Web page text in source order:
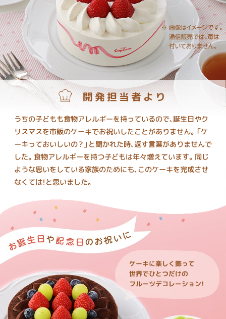
開発担当者より
うちの子どもも食物アレルギーを持っているので、誕生日やク
リスマスを市販のケーキでお祝いしたことがありません。「ケ
ーキっておいしいの？」と聞かれた時、返す言葉がありませんで
した。食物アレルギーを持つ子どもは年々増えています。同じ
ような思いをしている家族のためにも、このケーキを完成させ
なくては！と思いました。
ケーキに楽しく飾って
世界でひとつだけの
フルーツデコレーション！